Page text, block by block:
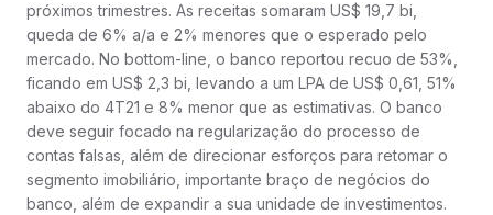
próximos trimestres. As receitas somaram US$ 19,7 bi,
queda de 6% a/a e 2% menores que o esperado pelo
mercado. No bottom-line, o banco reportou recuo de 53%,
ficando em US$ 2,3 bi, levando a um LPA de US$ 0,61, 51%
abaixo do 4T21 e 8% menor que as estimativas. O banco
deve seguir focado na regularização do processo de
contas falsas, além de direcionar esforços para retomar o
segmento imobiliário, importante braço de negócios do
banco, além de expandir a sua unidade de investimentos.